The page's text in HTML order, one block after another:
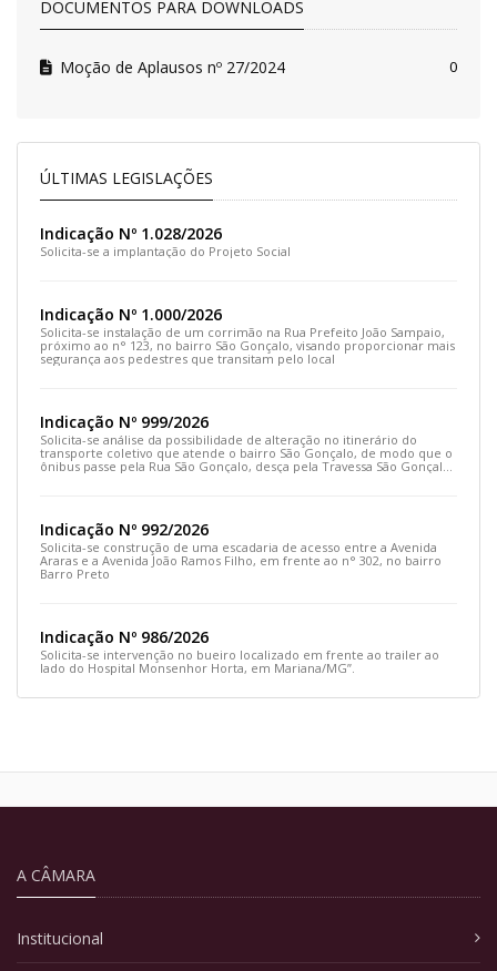
DOCUMENTOS PARA DOWNLOADS
Moção de Aplausos nº 27/2024 0
ÚLTIMAS LEGISLAÇÕES
Indicação Nº 1.028/2026
Solicita-se a implantação do Projeto Social
Indicação Nº 1.000/2026
Solicita-se instalação de um corrimão na Rua Prefeito João Sampaio,
próximo ao n° 123, no bairro São Gonçalo, visando proporcionar mais
segurança aos pedestres que transitam pelo local
Indicação Nº 999/2026
Solicita-se análise da possibilidade de alteração no itinerário do
transporte coletivo que atende o bairro São Gonçalo, de modo que o
ônibus passe pela Rua São Gonçalo, desça pela Travessa São Gonçalo
Indicação Nº 992/2026
Solicita-se construção de uma escadaria de acesso entre a Avenida
Araras e a Avenida João Ramos Filho, em frente ao n° 302, no bairro
Barro Preto
Indicação Nº 986/2026
Solicita-se intervenção no bueiro localizado em frente ao trailer ao
lado do Hospital Monsenhor Horta, em Mariana/MG”.
A CÂMARA
Institucional